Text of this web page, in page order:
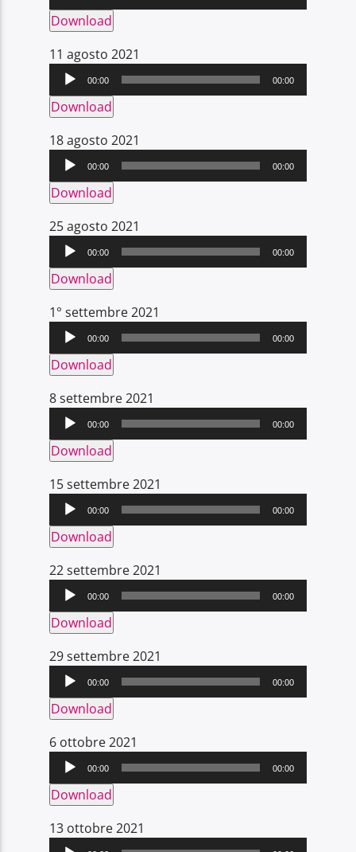
Download
11 agosto 2021
Player
00:00 00:00
Download
18 agosto 2021
Player
00:00 00:00
Download
25 agosto 2021
Player
00:00 00:00
Download
1° settembre 2021
Player
00:00 00:00
Download
8 settembre 2021
Player
00:00 00:00
Download
15 settembre 2021
Player
00:00 00:00
Download
22 settembre 2021
Player
00:00 00:00
Download
29 settembre 2021
Player
00:00 00:00
Download
6 ottobre 2021
Player
00:00 00:00
Download
13 ottobre 2021
Player